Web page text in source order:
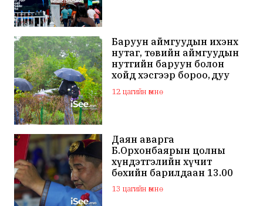
Баруун аймгуудын ихэнх
нутаг, төвийн аймгуудын
нутгийн баруун болон
хойд хэсгээр бороо, дуу
цахилгаантай аадар бороо
12 цагийн өмнө
Даян аварга
Б.Орхонбаярын цолны
хүндэтгэлийн хүчит
бөхийн барилдаан 13.00
цагаас эхэлнэ
13 цагийн өмнө